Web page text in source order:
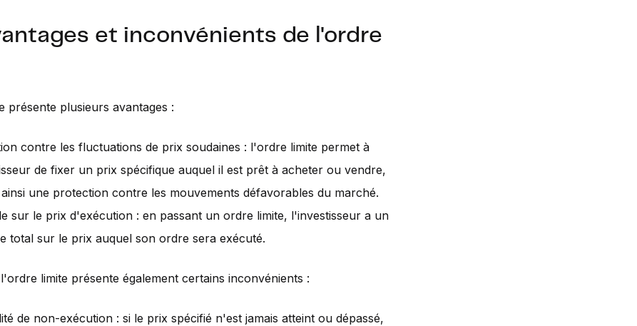
et inconvénients de l'ordre
présente plusieurs avantages :
contre les fluctuations de prix soudaines : l'ordre limite permet à
de fixer un prix spécifique auquel il est prêt à acheter ou vendre,
une protection contre les mouvements défavorables du marché.
sur le prix d'exécution : en passant un ordre limite, l'investisseur a un
total sur le prix auquel son ordre sera exécuté.
limite présente également certains inconvénients :
de non-exécution : si le prix spécifié n'est jamais atteint ou dépassé,